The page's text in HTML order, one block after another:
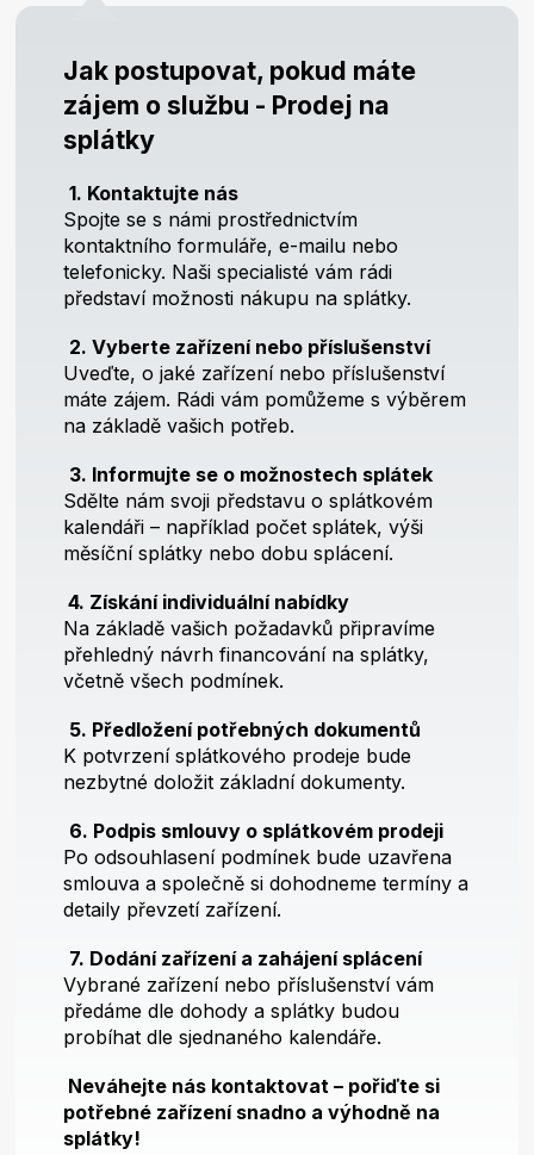
Jak postupovat, pokud máte
zájem o službu - Prodej na
splátky
1. Kontaktujte nás
Spojte se s námi prostřednictvím
kontaktního formuláře, e-mailu nebo
telefonicky. Naši specialisté vám rádi
představí možnosti nákupu na splátky.
2. Vyberte zařízení nebo příslušenství
Uveďte, o jaké zařízení nebo příslušenství
máte zájem. Rádi vám pomůžeme s výběrem
na základě vašich potřeb.
3. Informujte se o možnostech splátek
Sdělte nám svoji představu o splátkovém
kalendáři – například počet splátek, výši
měsíční splátky nebo dobu splácení.
4. Získání individuální nabídky
Na základě vašich požadavků připravíme
přehledný návrh financování na splátky,
včetně všech podmínek.
5. Předložení potřebných dokumentů
K potvrzení splátkového prodeje bude
nezbytné doložit základní dokumenty.
6. Podpis smlouvy o splátkovém prodeji
Po odsouhlasení podmínek bude uzavřena
smlouva a společně si dohodneme termíny a
detaily převzetí zařízení.
7. Dodání zařízení a zahájení splácení
Vybrané zařízení nebo příslušenství vám
předáme dle dohody a splátky budou
probíhat dle sjednaného kalendáře.
Neváhejte nás kontaktovat – pořiďte si
potřebné zařízení snadno a výhodně na
splátky!